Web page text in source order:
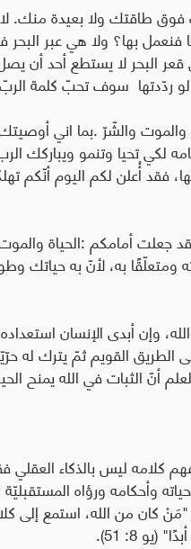
فوق طاقتك ولا بعيدة
فنعمل بها؟ ولا هي عبر البحر
البحر لا يستطع أحد أن
ردّدتها سوف تحبّ كلمة الربّ
والموت والشّرّ.بما اني
لكي تحيا وتنمو ويباركك
أُعلن لكم اليوم أنّكم
جعلت أمامكم:الحياة
ومتعلّقًا به، لأنّ به حياتك
وإن أبدى الإنسان استعداده
القويم ثمّ يترك له حرّيّة
الثبات في الله يمنح
كلامه ليس بالذكاء
وأحكامه ورؤاه المستقبليّة
8: 51).